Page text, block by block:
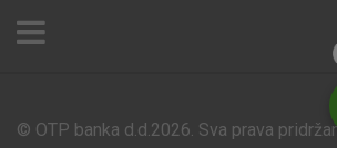
Poslovnice i bankomati
© OTP banka d.d.2026. Sva prava